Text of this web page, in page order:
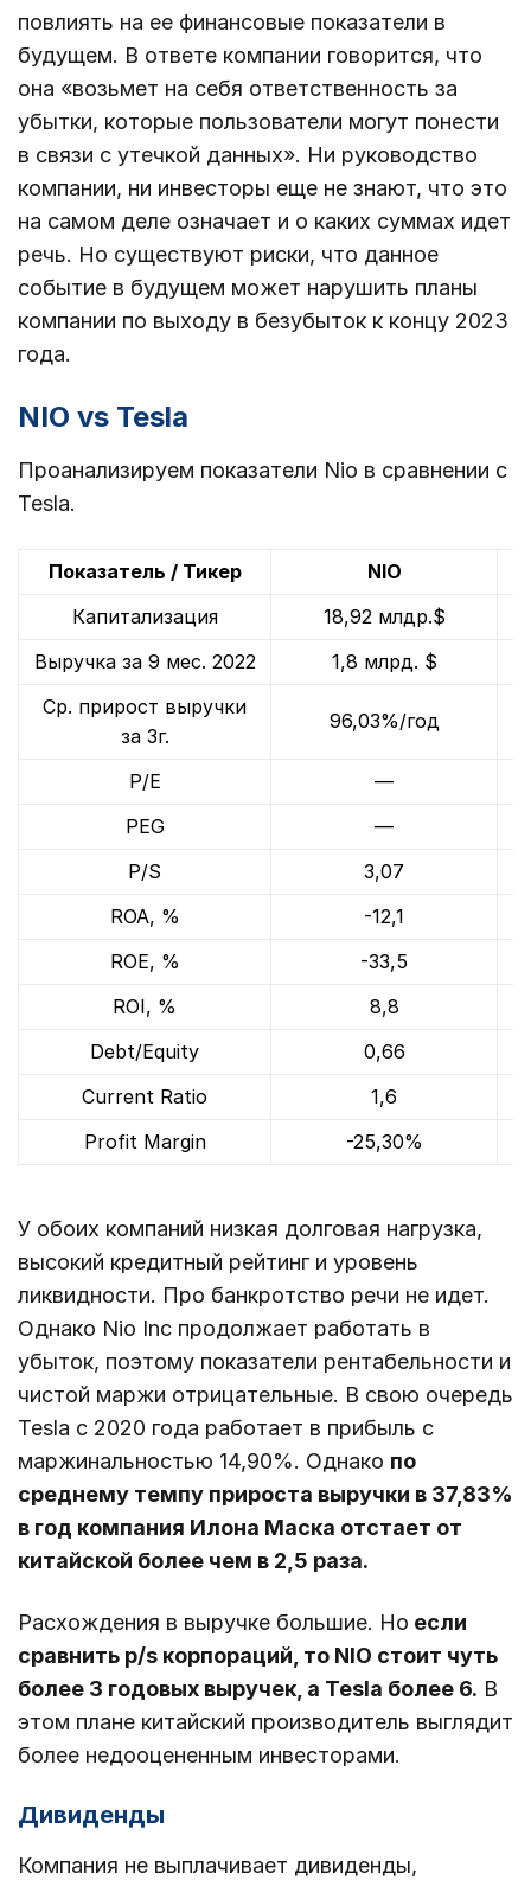
повлиять на ее финансовые показатели в
будущем. В ответе компании говорится, что
она «возьмет на себя ответственность за
убытки, которые пользователи могут понести
в связи с утечкой данных». Ни руководство
компании, ни инвесторы еще не знают, что это
на самом деле означает и о каких суммах идет
речь. Но существуют риски, что данное
событие в будущем может нарушить планы
компании по выходу в безубыток к концу 2023
года.
NIO vs Tesla
Проанализируем показатели Nio в сравнении с
Tesla.
Показатель / Тикер
NIO
Капитализация
18,92 млдр.$
Выручка за 9 мес. 2022
1,8 млрд. $
Ср. прирост выручки
за 3г.
96,03%/год
P/E
—
PEG
—
P/S
3,07
ROA, %
-12,1
ROE, %
-33,5
ROI, %
8,8
Debt/Equity
0,66
Current Ratio
1,6
Profit Margin
-25,30%
У обоих компаний низкая долговая нагрузка,
высокий кредитный рейтинг и уровень
ликвидности. Про банкротство речи не идет.
Однако Nio Inc продолжает работать в
убыток, поэтому показатели рентабельности и
чистой маржи отрицательные. В свою очередь
Tesla c 2020 года работает в прибыль с
маржинальностью 14,90%. Однако по
среднему темпу прироста выручки в 37,83%
в год компания Илона Маска отстает от
китайской более чем в 2,5 раза.
Расхождения в выручке большие. Но если
сравнить p/s корпораций, то NIO стоит чуть
более 3 годовых выручек, а Tesla более 6. В
этом плане китайский производитель выглядит
более недооцененным инвесторами.
Дивиденды
Компания не выплачивает дивиденды,